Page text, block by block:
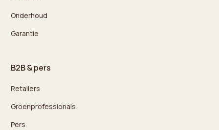
Onderhoud
Garantie
B2B & pers
Retailers
Groenprofessionals
Pers